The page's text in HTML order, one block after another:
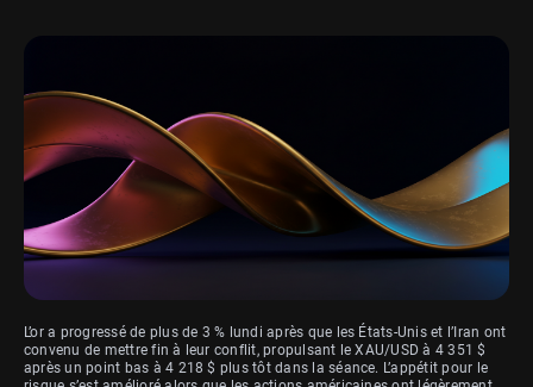
L’or a progressé de plus de 3 % lundi après que les États-Unis et l’Iran ont
convenu de mettre fin à leur conflit, propulsant le XAU/USD à 4 351 $
après un point bas à 4 218 $ plus tôt dans la séance. L’appétit pour le